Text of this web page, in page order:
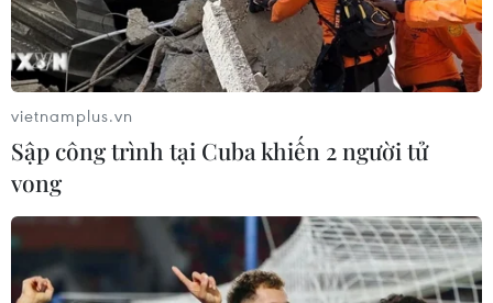
Lãnh đạo hai miền Triều Tiên
tham gia trồng cây lưu niệm
vietnamplus.vn
Sập công trình tại Cuba khiến 2 người tử
vong